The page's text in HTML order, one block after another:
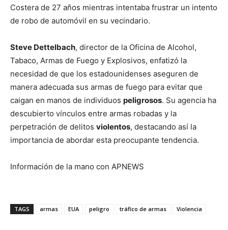
Costera de 27 años mientras intentaba frustrar un intento
de robo de automóvil en su vecindario.
Steve Dettelbach, director de la Oficina de Alcohol,
Tabaco, Armas de Fuego y Explosivos, enfatizó la
necesidad de que los estadounidenses aseguren de
manera adecuada sus armas de fuego para evitar que
caigan en manos de individuos peligrosos. Su agencia ha
descubierto vínculos entre armas robadas y la
perpetración de delitos violentos, destacando así la
importancia de abordar esta preocupante tendencia.
Información de la mano con APNEWS
TAGS armas EUA peligro tráfico de armas Violencia